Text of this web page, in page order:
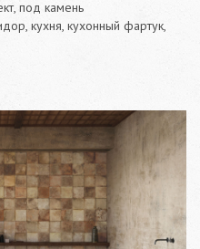
под камень
кухня, кухонный фартук,